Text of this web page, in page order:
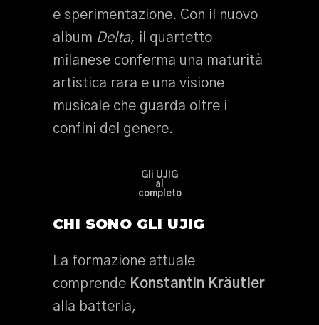
e sperimentazione. Con il nuovo
album Delta, il quartetto
milanese conferma una maturità
artistica rara e una visione
musicale che guarda oltre i
confini del genere.
Gli UJIG
al
completo
CHI SONO GLI UJIG
La formazione attuale
comprende Konstantin Kräutler
alla batteria,